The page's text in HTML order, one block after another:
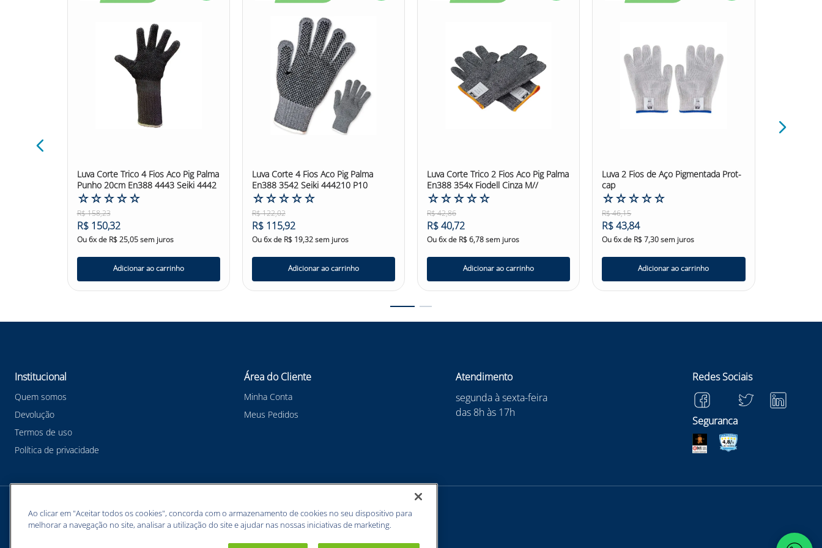
Luva Corte Trico 4 Fios Aco Pig Palma
Punho 20cm En388 4443 Seiki 4442
☆☆☆☆☆
R$158,23
R$ 150,32
Ou6x de R$ 25,05sem juros
Adicionar ao carrinho
Luva Corte 4 Fios Aco Pig Palma
En388 3542 Seiki 444210 P10
☆☆☆☆☆
R$122,02
R$ 115,92
Ou6x de R$ 19,32sem juros
Adicionar ao carrinho
Luva Corte Trico 2 Fios Aco Pig Palma
En388 354x Fiodell Cinza M//
☆☆☆☆☆
R$42,86
R$40,72
Ou6x de R$6,78sem juros
Adicionar ao carrinho
Luva 2 Fios de Aço Pigmentada Prot-
cap
☆☆☆☆☆
R$46,15
R$43,84
Ou6x de R$7,30sem juros
Adicionar ao carrinho
Institucional
Quem somos
Devolução
Termos de uso
Política de privacidade
Área do Cliente
Minha Conta
Meus Pedidos
Atendimento
segunda à sexta-feira
das 8h às 17h
Redes Sociais
Seguranca
Meios de pagamentos
Ao clicar em "Aceitar todos os cookies", concorda com o armazenamento de cookies no seu dispositivo para
melhorar a navegação no site, analisar a utilização do site e ajudar nas nossas iniciativas de marketing.